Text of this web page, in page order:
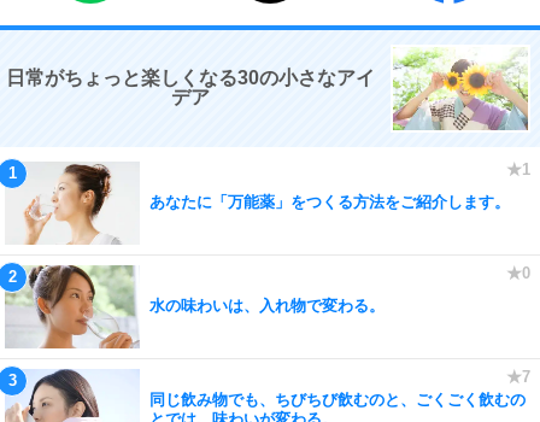
日常がちょっと楽しくなる30の小さなアイ
デア
あなたに「万能薬」をつくる方法をご紹介します。
水の味わいは、入れ物で変わる。
同じ飲み物でも、ちびちび飲むのと、ごくごく飲むの